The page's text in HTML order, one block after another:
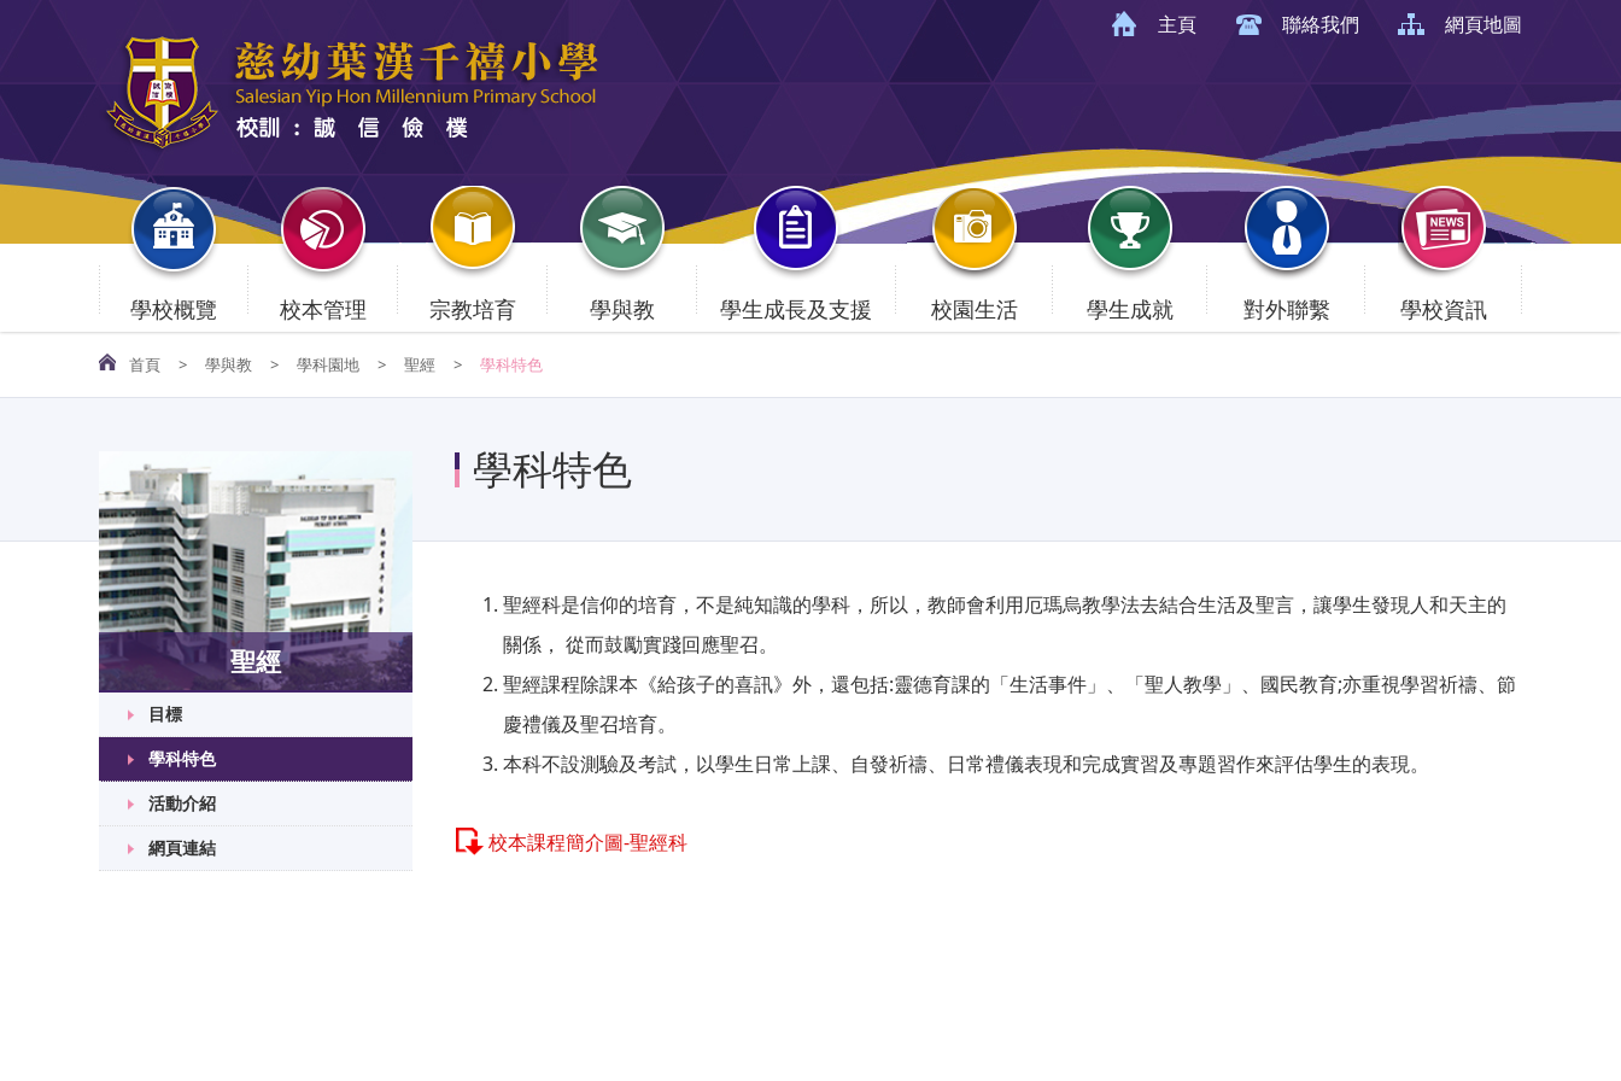
主頁 聯絡我們 網頁地圖
學校概覽 校本管理 宗教培育 學與教 學生成長及支援 校園生活 學生成就 對外聯繫 學校資訊
首頁 > 學與教 > 學科園地 > 聖經 > 學科特色
學科特色
聖經科是信仰的培育，不是純知識的學科，所以，教師會利用厄瑪烏教學法去結合生活及聖言，讓學生發現人和天主的
關係， 從而鼓勵實踐回應聖召。
聖經課程除課本《給孩子的喜訊》外，還包括:靈德育課的「生活事件」、「聖人教學」、國民教育;亦重視學習祈禱、節
慶禮儀及聖召培育。
本科不設測驗及考試，以學生日常上課、自發祈禱、日常禮儀表現和完成實習及專題習作來評估學生的表現。
校本課程簡介圖-聖經科
聖經
目標
學科特色
活動介紹
網頁連結